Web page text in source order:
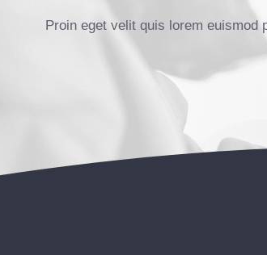
Proin eget velit quis lorem